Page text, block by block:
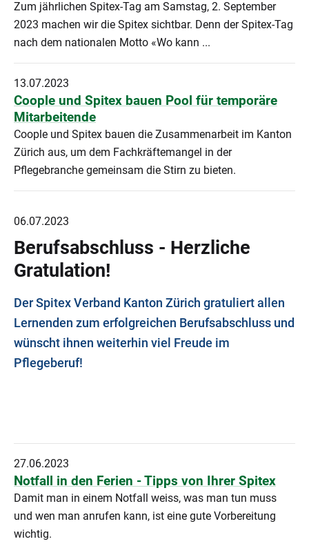
Zum jährlichen Spitex-Tag am Samstag, 2. September
2023 machen wir die Spitex sichtbar. Denn der Spitex-Tag
nach dem nationalen Motto «Wo kann ...
13.07.2023
Coople und Spitex bauen Pool für temporäre
Mitarbeitende
Coople und Spitex bauen die Zusammenarbeit im Kanton
Zürich aus, um dem Fachkräftemangel in der
Pflegebranche gemeinsam die Stirn zu bieten.
06.07.2023
Berufsabschluss - Herzliche
Gratulation!
Der Spitex Verband Kanton Zürich gratuliert allen
Lernenden zum erfolgreichen Berufsabschluss und
wünscht ihnen weiterhin viel Freude im
Pflegeberuf!
27.06.2023
Notfall in den Ferien - Tipps von Ihrer Spitex
Damit man in einem Notfall weiss, was man tun muss
und wen man anrufen kann, ist eine gute Vorbereitung
wichtig.